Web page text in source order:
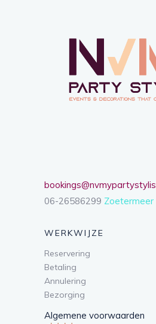
06-26586299 Zoetermeer
WERKWIJZE
Reservering
Betaling
Annulering
Bezorging
Algemene voorwaarden